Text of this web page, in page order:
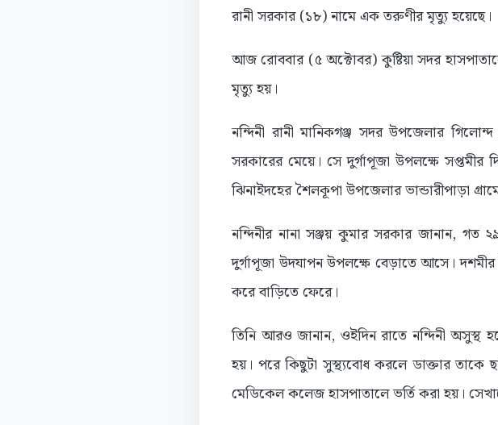
রানী সরকার (১৮) নামে এক তরুণীর মৃত্যু হয়েছে।
আজ রোববার (৫ অক্টোবর) কুষ্টিয়া সদর
মৃত্যু হয়।
নন্দিনী রানী মানিকগঞ্জ সদর উপজেলার গিলোন্দ
সরকারের মেয়ে। সে দুর্গাপূজা উপলক্ষে সপ্তমীর
ঝিনাইদহের শৈলকূপা উপজেলার ভান্ডারীপাড়া
নন্দিনীর নানা সঞ্জয় কুমার সরকার জানান, গত
দুর্গাপূজা উদযাপন উপলক্ষে বেড়াতে আসে। দশমীর
করে বাড়িতে ফেরে।
তিনি আরও জানান, ওইদিন রাতে নন্দিনী অসুস্থ
হয়। পরে কিছুটা সুস্থ্যবোধ করলে ডাক্তার তাকে
মেডিকেল কলেজ হাসপাতালে ভর্তি করা হয়।